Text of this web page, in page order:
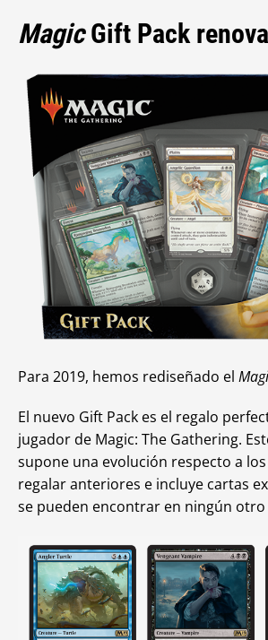
MagicGift Pack
Para 2019, hemos rediseñado el
El nuevo Gift Pack es el regalo
jugador de Magic: The Gathering.
supone una evolución respecto a
regalar anteriores e incluye cartas
se pueden encontrar en ningún